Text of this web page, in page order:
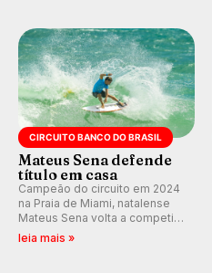
CIRCUITO BANCO DO BRASIL
Mateus Sena defende
título em casa
Campeão do circuito em 2024
na Praia de Miami, natalense
Mateus Sena volta a competir
em casa em busca de manter a
leia mais »